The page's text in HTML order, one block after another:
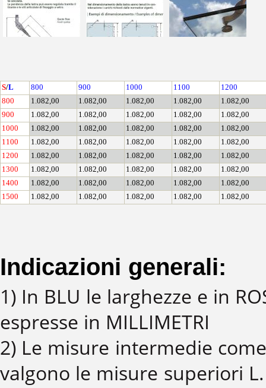
S/L 800 900 1000 1100
1200
800
1.082,00 1.082,00 1.082,00 1.082,00
1.082,00
900
1.082,00 1.082,00 1.082,00 1.082,00
1.082,00
1000
1.082,00 1.082,00 1.082,00 1.082,00
1.082,00
1100
1.082,00 1.082,00 1.082,00 1.082,00
1.082,00
1200
1.082,00 1.082,00 1.082,00 1.082,00
1.082,00
1300
1.082,00 1.082,00 1.082,00 1.082,00
1.082,00
1400
1.082,00 1.082,00 1.082,00 1.082,00
1.082,00
1500
1.082,00 1.082,00 1.082,00 1.082,00 1.082,00
Indicazioni generali:
1) In BLU le larghezze e in
espresse in MILLIMETRI
2) Le misure intermedie
valgono le misure superiori